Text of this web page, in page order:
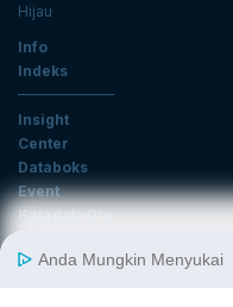
Hijau
Info
Indeks
Insight
Center
Databoks
Event
KatadataOto